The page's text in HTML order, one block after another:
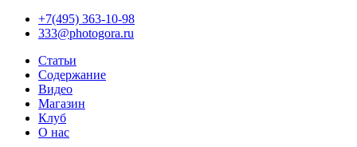
+7(495) 363-10-98
333@photogora.ru
Статьи
Содержание
Видео
Магазин
Клуб
О нас